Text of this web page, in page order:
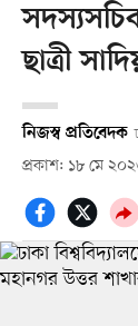
ছাত্রী
নিজস্ব প্রতিবেদক
প্রকাশ: ১৮ মে